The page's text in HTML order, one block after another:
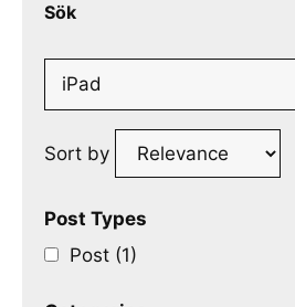
Sök
Search
Sort by
Post Types
Post (1)